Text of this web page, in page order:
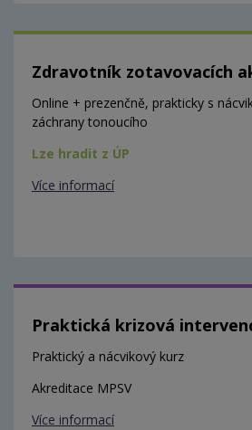
Zdravotník zotavovacích
Online + prezenčně, prakticky s
záchrany tonoucího
Lze hradit z ÚP
Více informací
Praktická krizová
Praktický a nácvikový kurz
Akreditace MPSV
Více informací